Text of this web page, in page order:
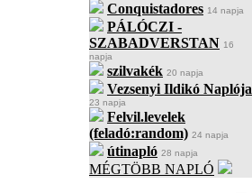
Conquistadores 14 napja
PÁLÓCZI -
SZABADVERSTAN 16
napja
szilvakék 20 napja
Vezsenyi Ildikó Naplója
23 napja
Felvil.levelek
(feladó:random) 24 napja
útinapló 28 napja
MÉGTÖBB NAPLÓ